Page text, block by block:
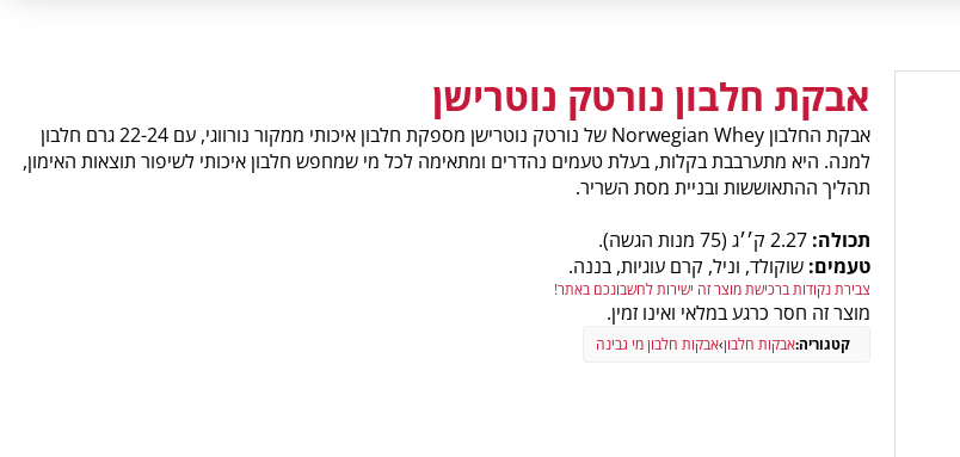
אבקת חלבון נורטק נוטרישן
אבקת החלבון Norwegian Whey של נורטק נוטרישן מספקת חלבון איכותי ממקור נורווגי, עם 22-24 גרם חלבון
למנה. היא מתערבבת בקלות, בעלת טעמים נהדרים ומתאימה לכל מי שמחפש חלבון איכותי לשיפור תוצאות האימון,
תהליך ההתאוששות ובניית מסת השריר.
תכולה:
טעמים: שוקולד, וניל, קרם עוגיות, בננה.
צבירת נקודות ברכישת מוצר זה ישירות לחשבונכם באתר!
מוצר זה חסר כרגע במלאי ואינו זמין.
קטגוריה:אבקות חלבון›אבקות חלבון מי גבינה